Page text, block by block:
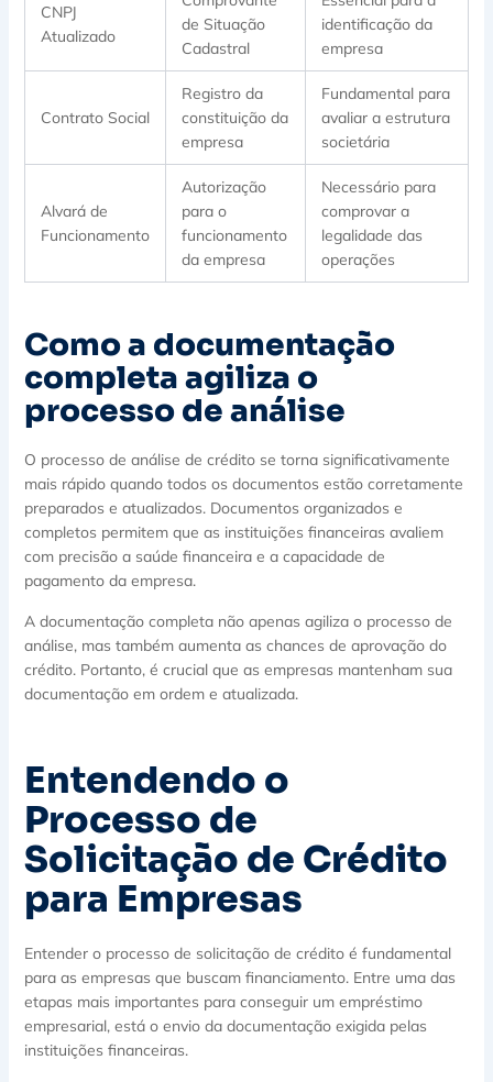
CNPJ
Atualizado
de Situação
Cadastral
identificação da
empresa
Contrato Social
Registro da
constituição da
empresa
Fundamental para
avaliar a estrutura
societária
Alvará de
Funcionamento
Autorização
para o
funcionamento
da empresa
Necessário para
comprovar a
legalidade das
operações
Como a documentação
completa agiliza o
processo de análise
O processo de análise de crédito se torna significativamente
mais rápido quando todos os documentos estão corretamente
preparados e atualizados. Documentos organizados e
completos permitem que as instituições financeiras avaliem
com precisão a saúde financeira e a capacidade de
pagamento da empresa.
A documentação completa não apenas agiliza o processo de
análise, mas também aumenta as chances de aprovação do
crédito. Portanto, é crucial que as empresas mantenham sua
documentação em ordem e atualizada.
Entendendo o
Processo de
Solicitação de Crédito
para Empresas
Entender o processo de solicitação de crédito é fundamental
para as empresas que buscam financiamento. Entre uma das
etapas mais importantes para conseguir um empréstimo
empresarial, está o envio da documentação exigida pelas
instituições financeiras.